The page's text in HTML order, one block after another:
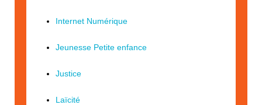
Internet Numérique
Jeunesse Petite enfance
Justice
Laïcité